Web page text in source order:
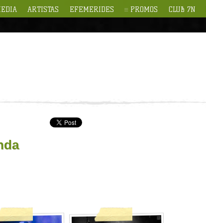
ARTISTAS EFEMERIDES PROMOS CLUB 7N